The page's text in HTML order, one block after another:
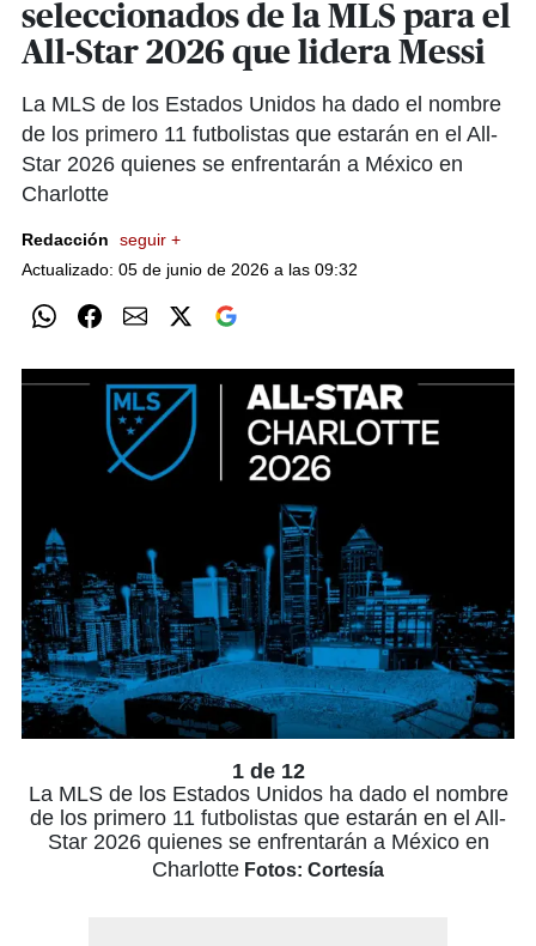
seleccionados de la MLS para el
All-Star 2026 que lidera Messi
La MLS de los Estados Unidos ha dado el nombre
de los primero 11 futbolistas que estarán en el All-
Star 2026 quienes se enfrentarán a México en
Charlotte
Redacción
seguir +
Actualizado: 05 de junio de 2026 a las 09:32
1 de 12
La MLS de los Estados Unidos ha dado el nombre
de los primero 11 futbolistas que estarán en el All-
Star 2026 quienes se enfrentarán a México en
Charlotte Fotos: Cortesía